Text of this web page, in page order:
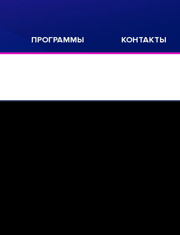
ПРОГРАММЫ КОНТАКТЫ